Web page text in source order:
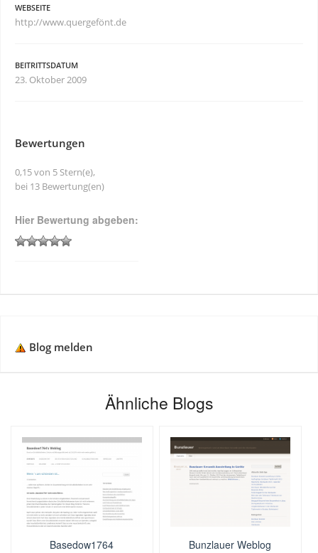
WEBSEITE
http://www.quergefönt.de
BEITRITTSDATUM
23. Oktober 2009
Bewertungen
0,15 von 5 Stern(e),
bei 13 Bewertung(en)
Hier Bewertung abgeben:
Blog melden
Ähnliche Blogs
Basedow1764 Bunzlauer Weblog